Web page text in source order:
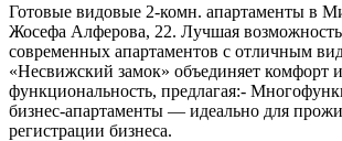
Готовые видовые 2-комн. апартаменты в
Жосефа Алферова, 22. Лучшая возможность
современных апартаментов с отличным
«Несвижский замок» объединяет комфорт и
функциональность, предлагая:-
бизнес-апартаменты — идеально для
регистрации бизнеса.